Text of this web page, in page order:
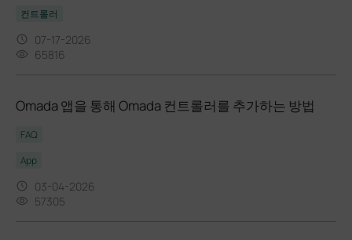
컨트롤러
07-17-2026
65816
Omada 앱을 통해 Omada 컨트롤러를 추가하는 방법
FAQ
App
03-04-2026
57305